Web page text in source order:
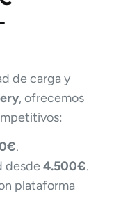
de carga y
, ofrecemos
.
desde4.500€.
plataforma